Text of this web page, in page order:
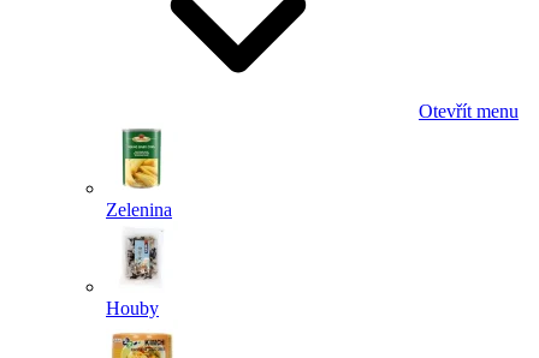
Otevřít menu
Zelenina
Houby